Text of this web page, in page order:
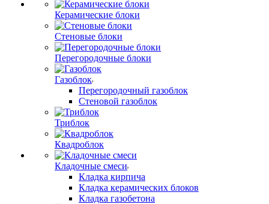
Керамические блоки
Стеновые блоки
Перегородочные блоки
Газоблок
Перегородочный газоблок
Стеновой газоблок
Триблок
Квадроблок
Кладочные смеси
Кладка кирпича
Кладка керамических блоков
Кладка газобетона